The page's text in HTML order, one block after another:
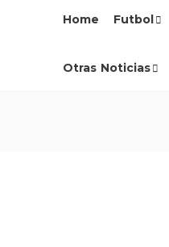
Home Futbol
Otras Noticias